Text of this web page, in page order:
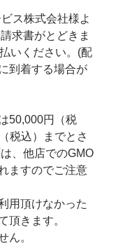
ス株式会社様よ
求書がとどきま
いください。(配
到着する場合が
50,000円（税
税込）までとさ
、他店でのGMO
ますのでご注意
用頂けなかった
頂きます。
ん。